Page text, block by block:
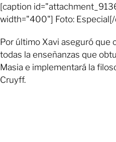
[caption
width="400"] Foto:
Por último Xavi aseguró que
todas la enseñanzas que
Masia e implementará la
Cruyff.